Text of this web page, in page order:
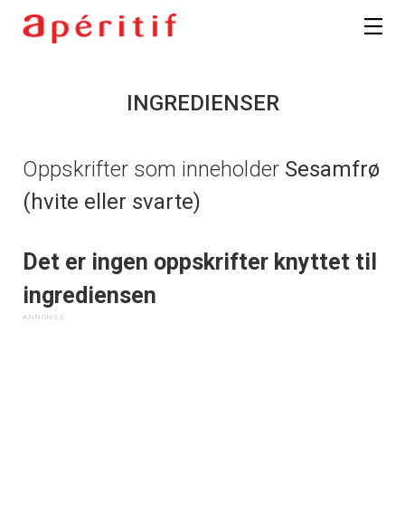
INGREDIENSER
Oppskrifter som inneholder Sesamfrø
(hvite eller svarte)
Det er ingen oppskrifter knyttet til
ingrediensen